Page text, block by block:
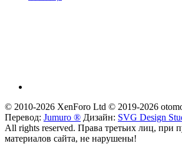
© 2010-2026 XenForo Ltd © 2019-2026
Перевод: Jumuro ® Дизайн: SVG Design
All rights reserved. Права третьих лиц, при
материалов сайта, не нарушены!